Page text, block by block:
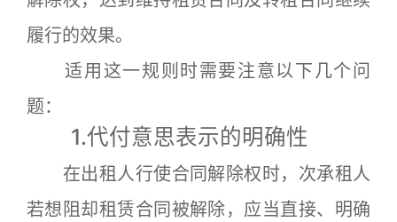
履行的效果。
适用这一规则时需要注意以下几个问
题：
1.代付意思表示的明确性
在出租人行使合同解除权时，次承租人
若想阻却租赁合同被解除，应当直接、明确